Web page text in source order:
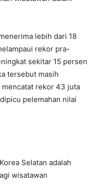
lebih dari 18
rekor pra-
sekitar 15 persen
tersebut masih
rekor 43 juta
pelemahan nilai
Selatan adalah
wisatawan